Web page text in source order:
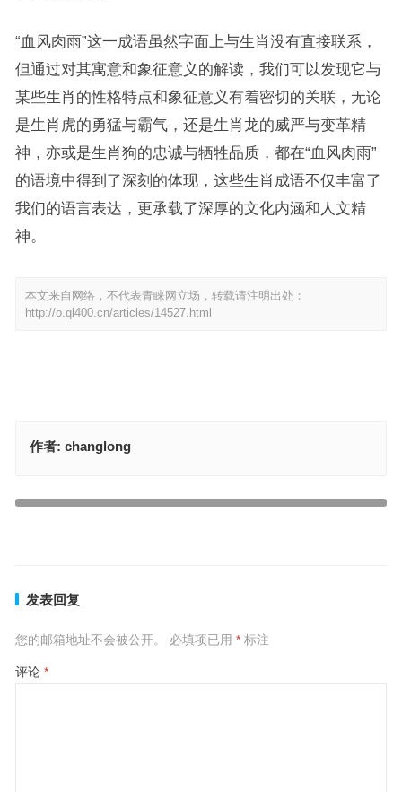
“血风肉雨”这一成语虽然字面上与生肖没有直接联系，
但通过对其寓意和象征意义的解读，我们可以发现它与
某些生肖的性格特点和象征意义有着密切的关联，无论
是生肖虎的勇猛与霸气，还是生肖龙的威严与变革精
神，亦或是生肖狗的忠诚与牺牲品质，都在“血风肉雨”
的语境中得到了深刻的体现，这些生肖成语不仅丰富了
我们的语言表达，更承载了深厚的文化内涵和人文精
神。
本文来自网络，不代表青睐网立场，转载请注明出处：
http://o.ql400.cn/articles/14527.html
作者: changlong
兴旺发达是什么生肖，解读兴旺发达打一最准正确生肖释义
发表回复
您的邮箱地址不会被公开。 必填项已用 *标注
评论 *